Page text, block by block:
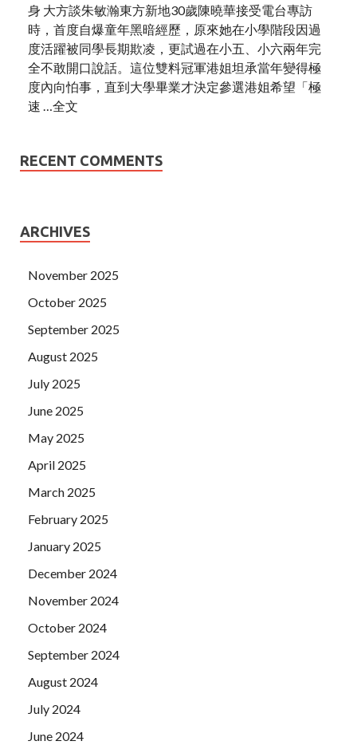
身 大方談朱敏瀚東方新地30歲陳曉華接受電台專訪
時，首度自爆童年黑暗經歷，原來她在小學階段因過
度活躍被同學長期欺凌，更試過在小五、小六兩年完
全不敢開口說話。這位雙料冠軍港姐坦承當年變得極
度內向怕事，直到大學畢業才決定參選港姐希望「極
速 …全文
RECENT COMMENTS
ARCHIVES
November 2025
October 2025
September 2025
August 2025
July 2025
June 2025
May 2025
April 2025
March 2025
February 2025
January 2025
December 2024
November 2024
October 2024
September 2024
August 2024
July 2024
June 2024